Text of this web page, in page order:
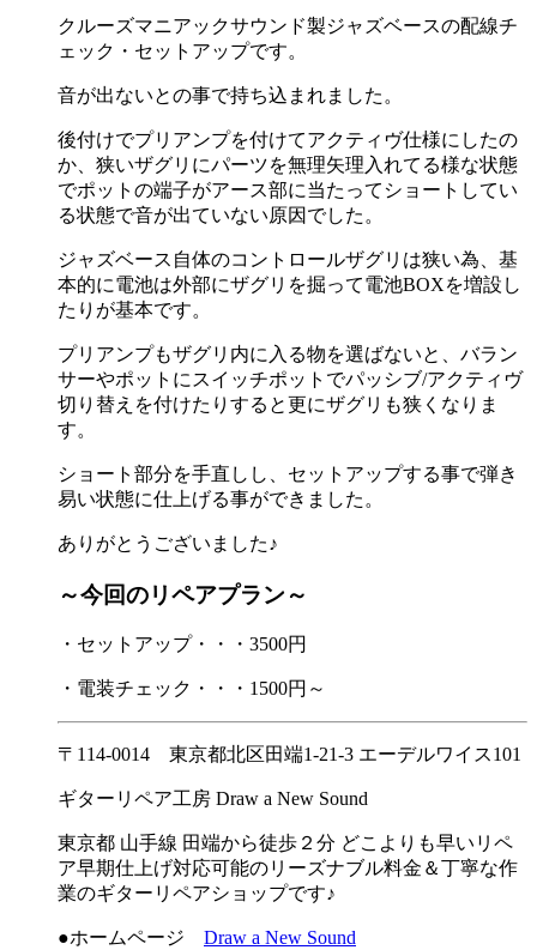
クルーズマニアックサウンド製ジャズベースの配線チ
ェック・セットアップです。
音が出ないとの事で持ち込まれました。
後付けでプリアンプを付けてアクティヴ仕様にしたの
か、狭いザグリにパーツを無理矢理入れてる様な状態
でポットの端子がアース部に当たってショートしてい
る状態で音が出ていない原因でした。
ジャズベース自体のコントロールザグリは狭い為、基
本的に電池は外部にザグリを掘って電池BOXを増設し
たりが基本です。
プリアンプもザグリ内に入る物を選ばないと、バラン
サーやポットにスイッチポットでパッシブ/アクティヴ
切り替えを付けたりすると更にザグリも狭くなりま
す。
ショート部分を手直しし、セットアップする事で弾き
易い状態に仕上げる事ができました。
ありがとうございました♪
～今回のリペアプラン～
・セットアップ・・・3500円
・電装チェック・・・1500円～
〒114-0014 東京都北区田端1-21-3 エーデルワイス101
ギターリペア工房 Draw a New Sound
東京都 山手線 田端から徒歩２分 どこよりも早いリペ
ア早期仕上げ対応可能のリーズナブル料金＆丁寧な作
業のギターリペアショップです♪
●ホームページ Draw a New Sound